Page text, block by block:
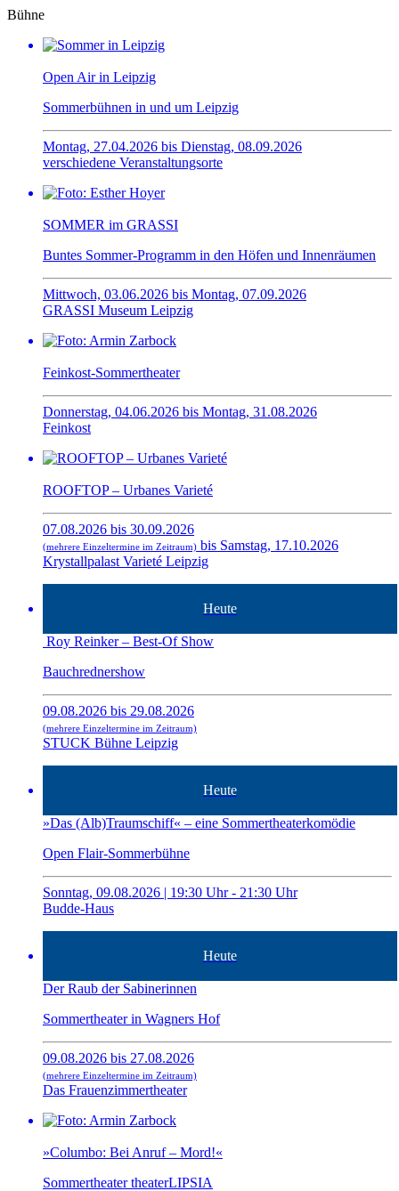
Bühne
Open Air in Leipzig
Sommerbühnen in und um Leipzig
Montag, 27.04.2026 bis Dienstag, 08.09.2026
verschiedene Veranstaltungsorte
SOMMER im GRASSI
Buntes Sommer-Programm in den Höfen und Innenräumen
Mittwoch, 03.06.2026 bis Montag, 07.09.2026
GRASSI Museum Leipzig
Feinkost-Sommertheater
Donnerstag, 04.06.2026 bis Montag, 31.08.2026
Feinkost
ROOFTOP – Urbanes Varieté
07.08.2026 bis 30.09.2026
(mehrere Einzeltermine im Zeitraum) bis Samstag, 17.10.2026
Krystallpalast Varieté Leipzig
Heute
Roy Reinker – Best-Of Show
Bauchrednershow
09.08.2026 bis 29.08.2026
(mehrere Einzeltermine im Zeitraum)
STUCK Bühne Leipzig
Heute
»Das (Alb)Traumschiff« – eine Sommertheaterkomödie
Open Flair-Sommerbühne
Sonntag, 09.08.2026 | 19:30 Uhr - 21:30 Uhr
Budde-Haus
Heute
Der Raub der Sabinerinnen
Sommertheater in Wagners Hof
09.08.2026 bis 27.08.2026
(mehrere Einzeltermine im Zeitraum)
Das Frauenzimmertheater
»Columbo: Bei Anruf – Mord!«
Sommertheater theaterLIPSIA